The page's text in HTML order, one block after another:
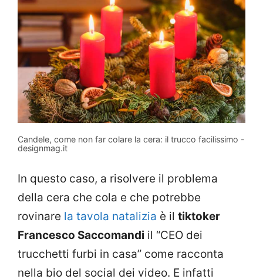
Candele, come non far colare la cera: il trucco facilissimo -
designmag.it
In questo caso, a risolvere il problema
della cera che cola e che potrebbe
rovinare la tavola natalizia è il tiktoker
Francesco Saccomandi il “CEO dei
trucchetti furbi in casa” come racconta
nella bio del social dei video. E infatti